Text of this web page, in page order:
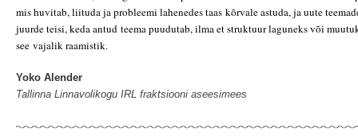
mis huvitab, liituda ja probleemi lahenedes taas kõrvale astuda, ja uute
juurde teisi, keda antud teema puudutab, ilma et struktuur laguneks või
see vajalik raamistik.
Yoko Alender
Tallinna Linnavolikogu IRL fraktsiooni aseesimees